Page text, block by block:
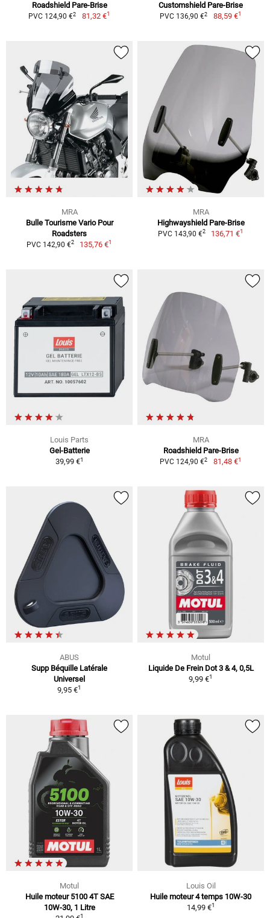
Roadshield Pare-Brise
PVC 124,90 €2 81,32 €1
Customshield Pare-Brise
PVC 136,90 €2 88,59 €1
MRA
Bulle Tourisme Vario Pour
Roadsters
PVC 142,90 €2 135,76 €1
MRA
Highwayshield Pare-Brise
PVC 143,90 €2 136,71 €1
Louis Parts
Gel-Batterie
39,99 €1
MRA
Roadshield Pare-Brise
PVC 124,90 €2 81,48 €1
ABUS
Supp Béquille Latérale
Universel
9,95 €1
Motul
Liquide De Frein Dot 3 & 4, 0,5L
9,99 €1
Motul
Huile moteur 5100 4T SAE
10W-30, 1 Litre
1
Louis Oil
Huile moteur 4 temps 10W-30
14,99 €1